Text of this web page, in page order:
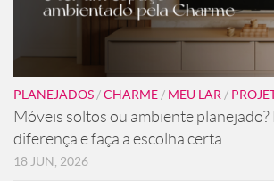
PLANEJADOS /CHARME / MEU LAR /
Móveis soltos ou ambiente planejado?
diferença e faça a escolha certa
18 JUN, 2026